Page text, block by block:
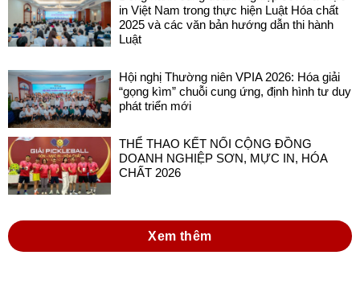
in Việt Nam trong thực hiện Luật Hóa chất
2025 và các văn bản hướng dẫn thi hành
Luật
Hội nghị Thường niên VPIA 2026: Hóa giải
“gọng kìm” chuỗi cung ứng, định hình tư duy
phát triển mới
THỂ THAO KẾT NỐI CỘNG ĐỒNG
DOANH NGHIỆP SƠN, MỰC IN, HÓA
CHẤT 2026
Xem thêm